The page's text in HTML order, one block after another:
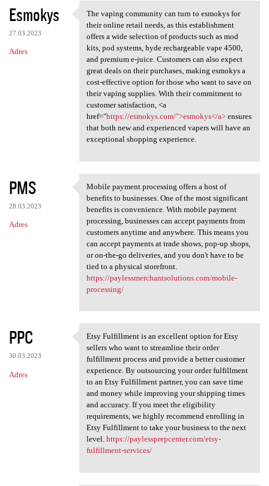
Esmokys
27.03.2023
Adres
The vaping community can turn
The vaping community can turn to esmokys for
their online retail needs, as this establishment
offers a wide selection of products such as mod
kits, pod systems, hyde rechargeable vape 4500,
and premium e-juice. Customers can also expect
great deals on their purchases, making esmokys a
cost-effective option for those who want to save on
their vaping supplies. With their commitment to
customer satisfaction, <a
href="https://esmokys.com/">esmokys</a>ensures
that both new and experienced vapers will have an
exceptional shopping experience.
PMS
28.03.2023
Adres
Mobile payment processing
Mobile payment processing offers a host of
benefits to businesses. One of the most significant
benefits is convenience. With mobile payment
processing, businesses can accept payments from
customers anytime and anywhere. This means you
can accept payments at trade shows, pop-up shops,
or on-the-go deliveries, and you don't have to be
tied to a physical storefront.
https://paylessmerchantsolutions.com/mobile-
processing/
PPC
30.03.2023
Adres
Etsy Fulfillment is an
Etsy Fulfillment is an excellent option for Etsy
sellers who want to streamline their order
fulfillment process and provide a better customer
experience. By outsourcing your order fulfillment
to an Etsy Fulfillment partner, you can save time
and money while improving your shipping times
and accuracy. If you meet the eligibility
requirements, we highly recommend enrolling in
Etsy Fulfillment to take your business to the next
level. https://paylessprepcenter.com/etsy-
fulfillment-services/